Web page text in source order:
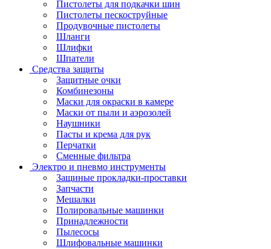
Пистолеты для подкачки шин
Пистолеты пескоструйные
Продувочные пистолеты
Шланги
Шлифки
Шпатели
Средства защиты
Защитные очки
Комбинезоны
Маски для окраски в камере
Маски от пыли и аэрозолей
Наушники
Пасты и крема для рук
Перчатки
Сменные фильтра
Электро и пневмо инструменты
Защиные прокладки-проставки
Запчасти
Мешалки
Полировальные машинки
Принадлежности
Пылесосы
Шлифовальные машинки